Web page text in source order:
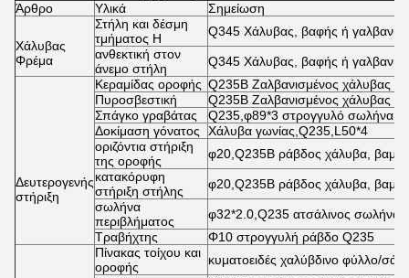
Άρθρο Υλικά Σημείωση
Χάλυβας
Φρέμα
Στήλη και δέσμη
τμήματος H
Q345 Χάλυβας, βαφής ή
ανθεκτική στον
άνεμο στήλη
Q345 Χάλυβας, βαφής ή
Δευτερογενής
στήριξη
Κεραμίδας οροφής Q235B Ζαλβανισμένος χάλυβας
Πυροσβεστική
Q235B Ζαλβανισμένος χάλυβας
Σπάγκο γραβάτας
Q235,φ89*3 στρογγυλό σωλήνα
Δοκίμαση γόνατος
Χάλυβα γωνίας,Q235,L50*4
οριζόντια στήριξη
της οροφής
φ20,Q235B ράβδος χάλυβα,
κατακόρυφη
στήριξη στήλης
φ20,Q235B ράβδος χάλυβα,
σωλήνα
περιβλήματος
φ32*2.0,Q235 ατσάλινος σωλήνας
Τραβήχτης
Φ10 στρογγυλή ράβδο Q235
Πίνακας τοίχου και
οροφής
κυματοειδές χαλύβδινο φύλλο/